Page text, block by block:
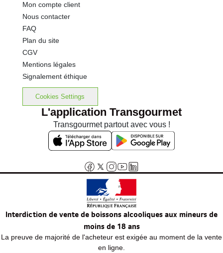
Mon compte client
Nous contacter
FAQ
Plan du site
CGV
Mentions légales
Signalement éthique
Cookies Settings
L'application Transgourmet
Transgourmet partout avec vous !
Interdiction de vente de boissons alcooliques aux mineurs de
moins de 18 ans
La preuve de majorité de l'acheteur est exigée au moment de la vente
en ligne.